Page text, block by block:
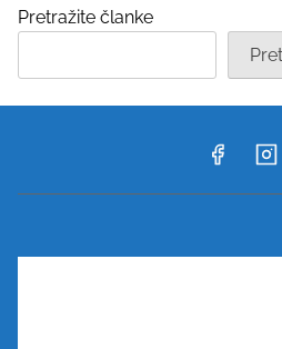
Pretražite članke